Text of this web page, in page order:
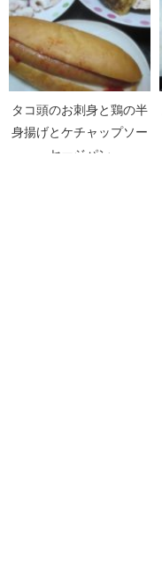
タコ頭のお刺身と鶏の半
身揚げとケチャップソー
セージパン